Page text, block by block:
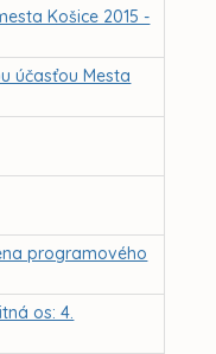
Košice 2015 -
účasťou Mesta
programového
os: 4.